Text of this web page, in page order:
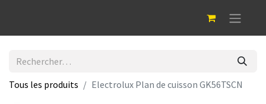
Tous les produits Electrolux Plan de cuisson GK56TSCN